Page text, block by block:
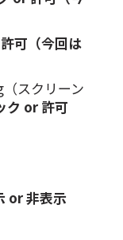
可（今回は
スクリーン
ク or 許可
or 非表示